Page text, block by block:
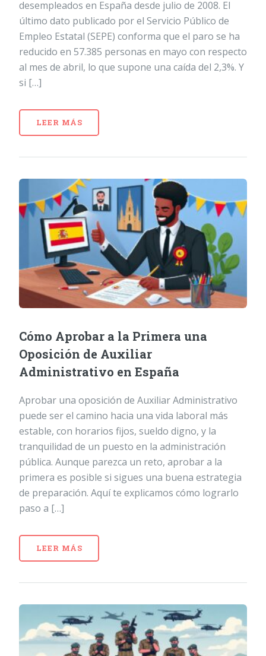
desempleados en España desde julio de 2008. El
último dato publicado por el Servicio Público de
Empleo Estatal (SEPE) conforma que el paro se ha
reducido en 57.385 personas en mayo con respecto
al mes de abril, lo que supone una caída del 2,3%. Y
si […]
LEER MÁS
Cómo Aprobar a la Primera una
Oposición de Auxiliar
Administrativo en España
Aprobar una oposición de Auxiliar Administrativo
puede ser el camino hacia una vida laboral más
estable, con horarios fijos, sueldo digno, y la
tranquilidad de un puesto en la administración
pública. Aunque parezca un reto, aprobar a la
primera es posible si sigues una buena estrategia
de preparación. Aquí te explicamos cómo lograrlo
paso a […]
LEER MÁS